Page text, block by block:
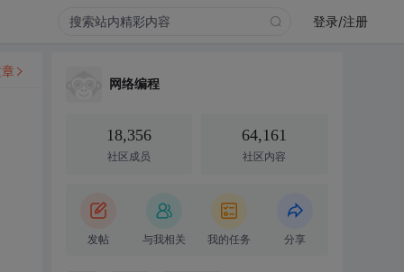
登录/注册
网络编程
18,356
社区成员
64,161
社区内容
发帖 与我相关 我的任务 分享